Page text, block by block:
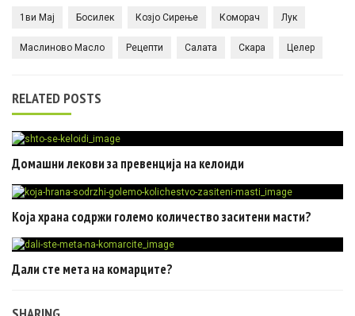
1ви Мај Босилек Козјо Сирење Коморач Лук
Маслиново Масло Рецепти Салата Скара Целер
RELATED POSTS
Домашни лекови за превенција на келоиди
Која храна содржи големо количество заситени масти?
Дали сте мета на комарците?